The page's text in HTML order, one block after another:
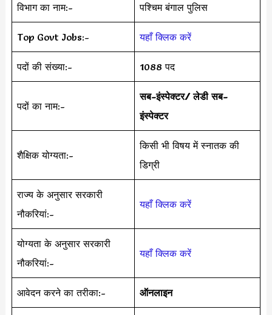
विभाग का नाम:- पश्चिम बंगाल पुलिस
Top Govt Jobs:- यहाँ क्लिक करें
पदों की संख्या:- 1088 पद
पदों का नाम:-
सब-इंस्पेक्टर/ लेडी सब-
इंस्पेक्टर
शैक्षिक योग्यता:-
किसी भी विषय में स्नातक की
डिग्री
राज्य के अनुसार सरकारी
नौकरियां:-
यहाँ क्लिक करें
योग्यता के अनुसार सरकारी
नौकरियां:-
यहाँ क्लिक करें
आवेदन करने का तरीका:- ऑनलाइन